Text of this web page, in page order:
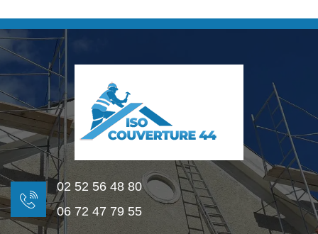
02 52 56 48 80
06 72 47 79 55